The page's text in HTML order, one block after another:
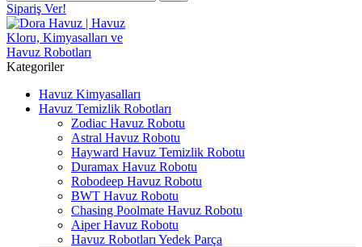
Sipariş Ver!
Kategoriler
Havuz Kimyasalları
Havuz Temizlik Robotları
Zodiac Havuz Robotu
Astral Havuz Robotu
Hayward Havuz Temizlik Robotu
Duramax Havuz Robotu
Robodeep Havuz Robotu
BWT Havuz Robotu
Chasing Poolmate Havuz Robotu
Aiper Havuz Robotu
Havuz Robotları Yedek Parça